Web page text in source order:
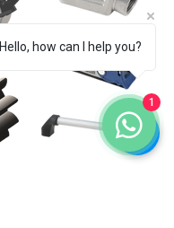
Hello, how can I help you?
1